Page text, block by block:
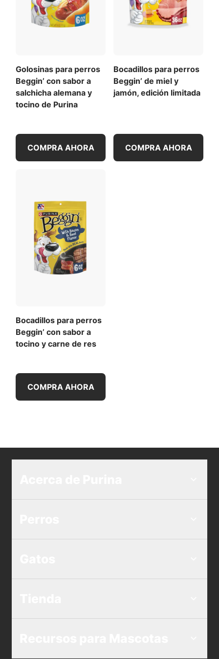
Mantequilla de Maní.
veterinario.
Contenido calórico (calculado) (EM):
alimentación, Descargar la tabla de alimentación
completa(PDF) .
Golosinas para perros
Beggin’ con sabor a
salchicha alemana y
tocino de Purina
COMPRA AHORA
Bocadillos para perros
Beggin’ de miel y
jamón, edición limitada
COMPRA AHORA
Bocadillos para perros
Beggin’ con sabor a
tocino y carne de res
COMPRA AHORA